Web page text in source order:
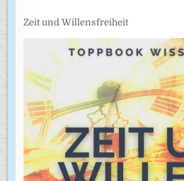
Zeit und Willensfreiheit